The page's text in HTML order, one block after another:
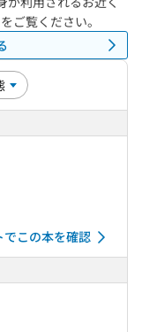
をご覧ください。
この本を確認